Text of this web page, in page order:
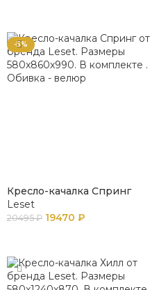
-5%
Кресло-качалка Спринг
Leset
20495₽ 19470 ₽